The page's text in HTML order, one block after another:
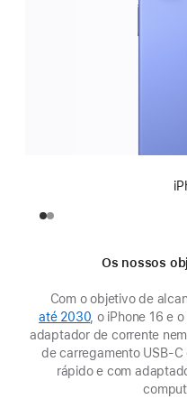
Os nossos
Com o objetivo de
até 2030, o iPhone 16 e
adaptador de corrente
de carregamento
rápido e com